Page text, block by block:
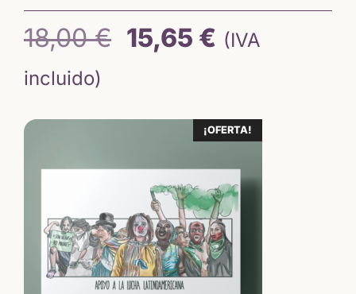
18,00€ El
original
18,00 €.
15,65 € El
actual
es:
15,65 €.
(IVA
incluido)
¡OFERTA!